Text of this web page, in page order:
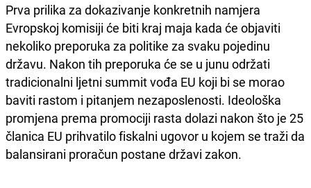
Prva prilika za dokazivanje konkretnih namjera
Evropskoj komisiji će biti kraj maja kada će objaviti
nekoliko preporuka za politike za svaku pojedinu
državu. Nakon tih preporuka će se u junu održati
tradicionalni ljetni summit vođa EU koji bi se morao
baviti rastom i pitanjem nezaposlenosti. Ideološka
promjena prema promociji rasta dolazi nakon što je 25
članica EU prihvatilo fiskalni ugovor u kojem se traži da
balansirani proračun postane državi zakon.